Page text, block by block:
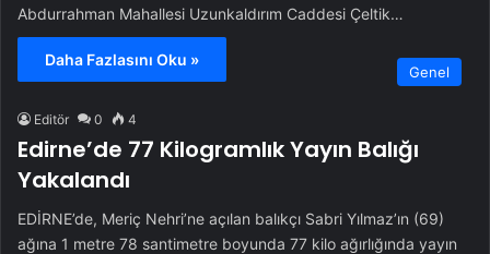
Abdurrahman Mahallesi Uzunkaldırım Caddesi Çeltik…
Daha Fazlasını Oku »
Genel
Editör 0 4
Edirne’de 77 Kilogramlık Yayın Balığı
Yakalandı
EDİRNE’de, Meriç Nehri’ne açılan balıkçı Sabri Yılmaz’ın (69)
ağına 1 metre 78 santimetre boyunda 77 kilo ağırlığında yayın